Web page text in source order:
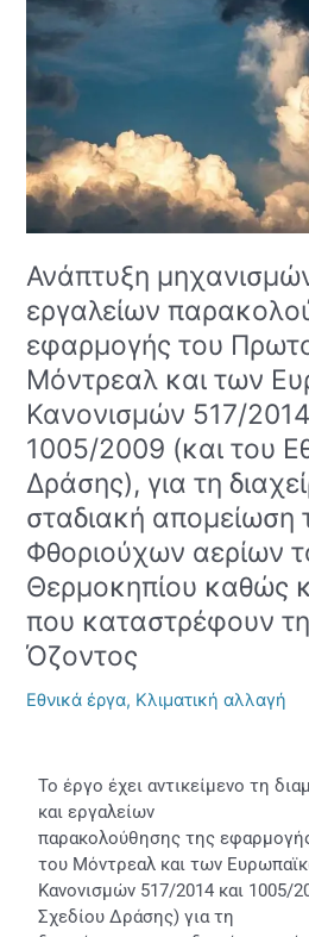
Ανάπτυξη
εργαλείων
εφαρμογής του
Μόντρεαλ και των
Κανονισμών 517/
1005/2009 (και του
Δράσης), για τη
σταδιακή απομείωση
Φθοριούχων αερίων
Θερμοκηπίου καθώς
που καταστρέφουν
Όζοντος
Εθνικά έργα, Κλιματική αλλαγή
Το έργο έχει αντικείμενο τη
και εργαλείων
παρακολούθησης της
του Μόντρεαλ και των
Κανονισμών 517/2014 και 1005/
Σχεδίου Δράσης) για τη
εργαλείων
παρακολούθησης
εφαρμογής
Πρωτοκόλλου
του
Μόντρεαλ
Ευρωπαϊκών
Κανονισμών
517/2014
και
1005/2009
(και
του
Εθνικού
Σχεδίου
Δράσης),
για
τη
διαχείριση
και
σταδιακή
απομείωση
των
του
Θερμοκηπίου
καθώς
των
αερίων
που